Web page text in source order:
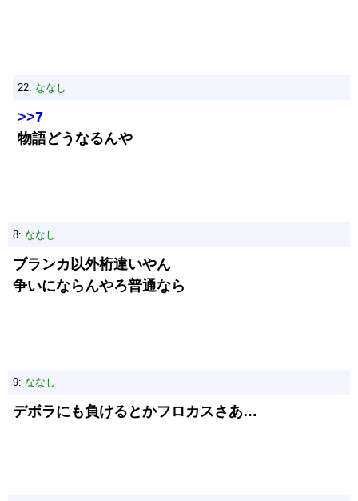
22: ななし
>>7
物語どうなるんや
8: ななし
ブランカ以外桁違いやん
争いにならんやろ普通なら
9: ななし
デボラにも負けるとかフロカスさあ…